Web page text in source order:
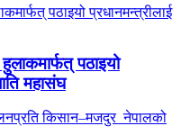
पठाइयो
महासंघ